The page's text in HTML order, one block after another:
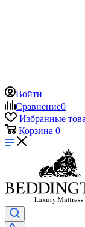
Войти
Сравнение0
Избранные
Корзина 0